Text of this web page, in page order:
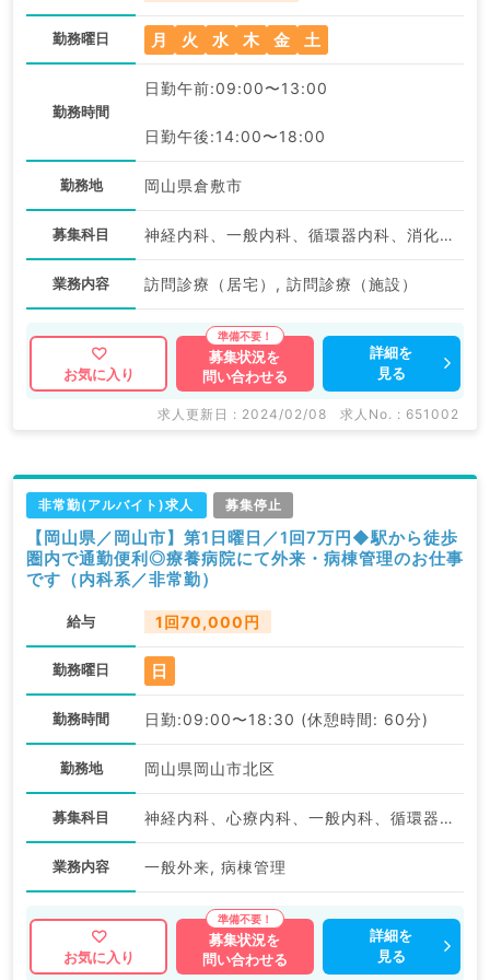
勤務曜日 月 火 水 木 金 土
勤務時間
日勤午前:09:00〜13:00
日勤午後:14:00〜18:00
勤務地 岡山県倉敷市
募集科目 神経内科、一般内科、循環器内科、消化器内科、内分泌・代謝内科、腎臓内科、老年内科、血液内科、膠原病科
業務内容 訪問診療（居宅）, 訪問診療（施設）
お気に入り
募集状況を
問い合わせる
詳細を
見る
求人更新日 : 2024/02/08 求人No. : 651002
非常勤(アルバイト)求人 募集停止
【岡山県／岡山市】第1日曜日／1回7万円◆駅から徒歩
圏内で通勤便利◎療養病院にて外来・病棟管理のお仕事
です（内科系／非常勤）
給与 1回70,000円
勤務曜日 日
勤務時間 日勤:09:00〜18:30 (休憩時間: 60分)
勤務地 岡山県岡山市北区
募集科目 神経内科、心療内科、一般内科、循環器内科、呼吸器内科、消化器内科、内分泌・代謝内科、腎臓内科、老年内科、血液内科、膠原病科
業務内容 一般外来, 病棟管理
お気に入り
募集状況を
問い合わせる
詳細を
見る